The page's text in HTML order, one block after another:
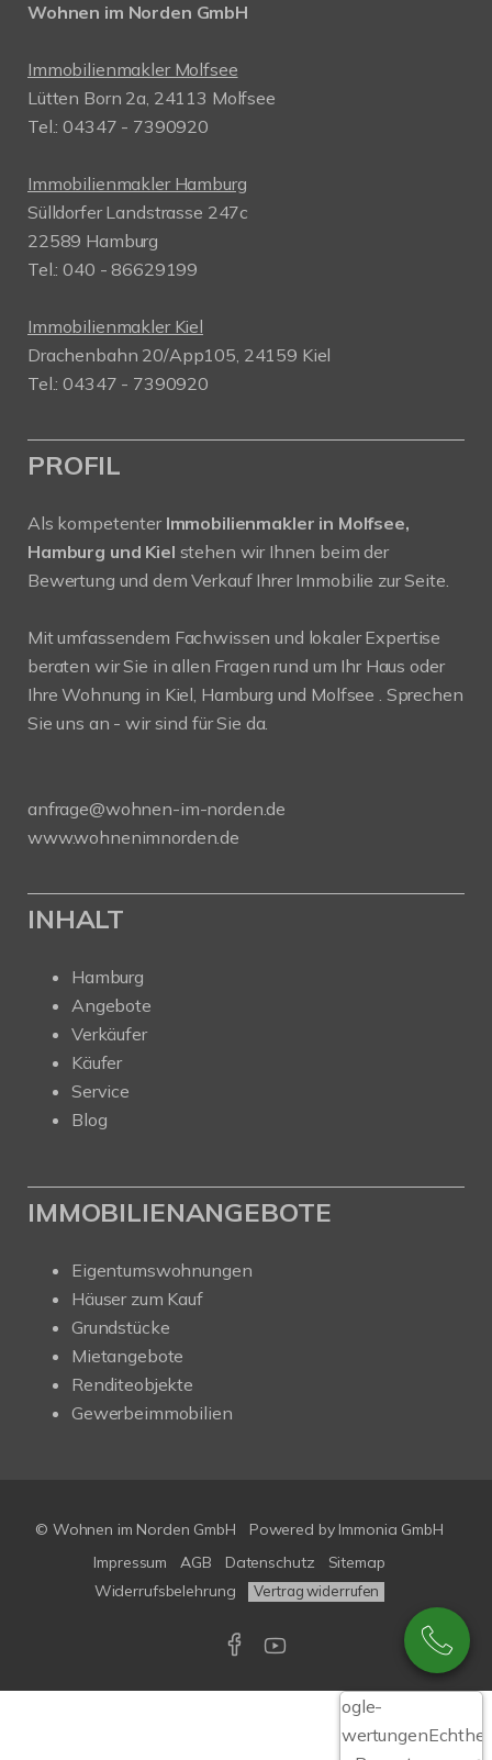
Wohnen im Norden GmbH
Immobilienmakler Molfsee
Lütten Born 2a, 24113 Molfsee
Tel.: 04347 - 7390920
Immobilienmakler Hamburg
Sülldorfer Landstrasse 247c
22589 Hamburg
Tel.: 040 - 86629199
Immobilienmakler Kiel
Drachenbahn 20/App105, 24159 Kiel
Tel.: 04347 - 7390920
PROFIL
Als kompetenter Immobilienmakler in Molfsee,
Hamburg und Kiel stehen wir Ihnen beim der
Bewertung und dem Verkauf Ihrer Immobilie zur Seite.
Mit umfassendem Fachwissen und lokaler Expertise
beraten wir Sie in allen Fragen rund um Ihr Haus oder
Ihre Wohnung in Kiel, Hamburg und Molfsee . Sprechen
Sie uns an - wir sind für Sie da.
anfrage@wohnen-im-norden.de
www.wohnenimnorden.de
INHALT
Hamburg
Angebote
Verkäufer
Käufer
Service
Blog
IMMOBILIENANGEBOTE
Eigentumswohnungen
Häuser zum Kauf
Grundstücke
Mietangebote
Renditeobjekte
Gewerbeimmobilien
© Wohnen im Norden GmbH Powered by Immonia GmbH
Impressum
AGB Datenschutz
Sitemap
Widerrufsbelehrung
Vertrag widerrufen
Google-
Bewertungen